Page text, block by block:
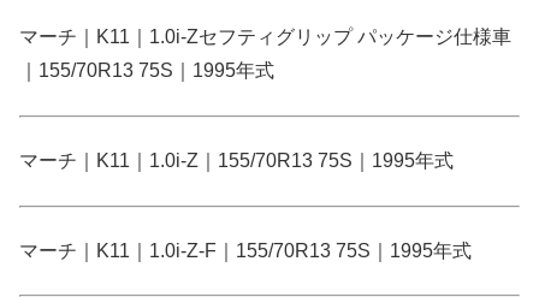
マーチ｜K11｜1.0i-Zセフティグリップ パッケージ仕様車
｜155/70R13 75S｜1995年式
マーチ｜K11｜1.0i-Z｜155/70R13 75S｜1995年式
マーチ｜K11｜1.0i-Z-F｜155/70R13 75S｜1995年式